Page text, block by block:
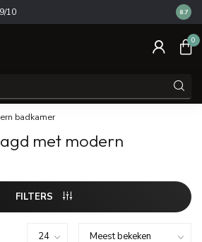
10 14
8.7
0
badkamer
met modern
FILTERS